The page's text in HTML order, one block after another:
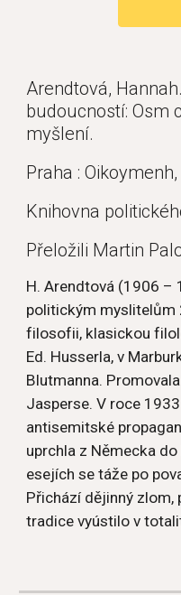
Arendtová,
budoucností: Osm
myšlení.
Praha :
Knihovna
Přeložili Martin
H. Arendtová (1906 –
politickým myslitelům
filosofii, klasickou
Ed. Husserla, v
Blutmanna.
Jasperse. V roce
antisemitské
uprchla z Německa
esejích se táže po
Přichází dějinný
tradice vyústilo v